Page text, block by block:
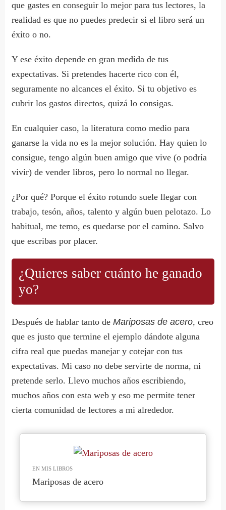
que gastes en conseguir lo mejor para tus lectores, la
realidad es que no puedes predecir si el libro será un
éxito o no.
Y ese éxito depende en gran medida de tus
expectativas. Si pretendes hacerte rico con él,
seguramente no alcances el éxito. Si tu objetivo es
cubrir los gastos directos, quizá lo consigas.
En cualquier caso, la literatura como medio para
ganarse la vida no es la mejor solución. Hay quien lo
consigue, tengo algún buen amigo que vive (o podría
vivir) de vender libros, pero lo normal no llegar.
¿Por qué? Porque el éxito rotundo suele llegar con
trabajo, tesón, años, talento y algún buen pelotazo. Lo
habitual, me temo, es quedarse por el camino. Salvo
que escribas por placer.
¿Quieres saber cuánto he ganado
yo?
Después de hablar tanto deMariposas de acero, creo
que es justo que termine el ejemplo dándote alguna
cifra real que puedas manejar y cotejar con tus
expectativas. Mi caso no debe servirte de norma, ni
pretende serlo. Llevo muchos años escribiendo,
muchos años con esta web y eso me permite tener
cierta comunidad de lectores a mi alrededor.
EN MIS LIBROS
Mariposas de acero